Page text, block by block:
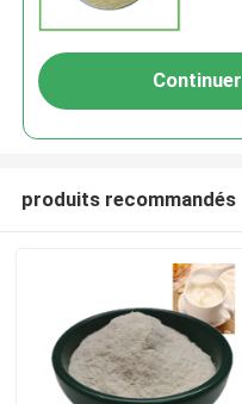
Continuer
produits recommandés